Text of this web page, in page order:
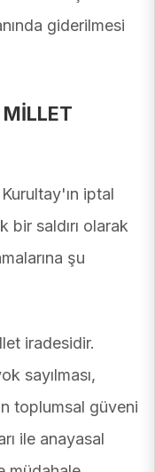
giderilmesi
iptal
bir saldırı olarak
şu
iradesidir.
sayılması,
toplumsal güveni
ile anayasal